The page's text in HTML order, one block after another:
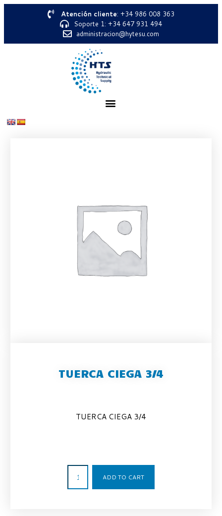
Atención cliente: +34 986 008 363
Soporte 1: +34 647 931 494
administracion@hytesu.com
TUERCA CIEGA 3/4
TUERCA CIEGA 3/4
ADD TO CART